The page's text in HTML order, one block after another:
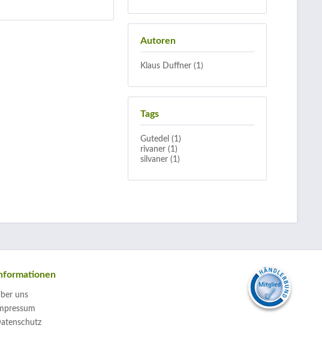
Autoren
Klaus Duffner (1)
Tags
Gutedel (1)
rivaner (1)
silvaner (1)
uns